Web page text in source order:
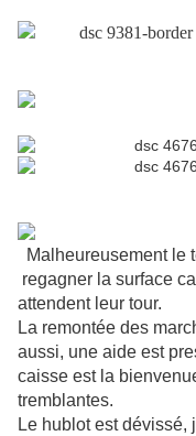
Malheureusement le
regagner la surface
attendent leur tour.
La remontée des
aussi, une aide est
caisse est la
tremblantes.
Le hublot est